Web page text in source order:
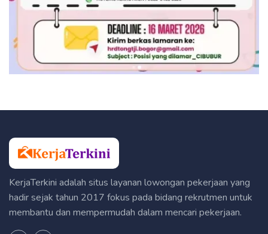
KerjaTerkini adalah situs layanan lowongan pekerjaan yang
hadir sejak tahun 2017 fokus pada bidang rekrutmen untuk
membantu dan mempermudah dalam mencari pekerjaan.